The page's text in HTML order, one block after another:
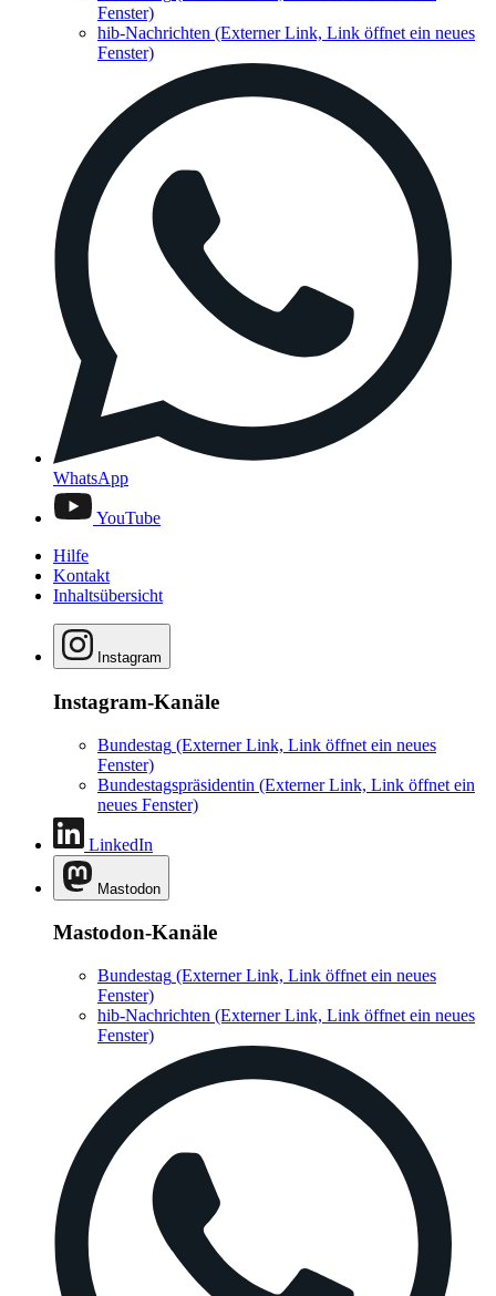
Fenster)
hib-Nachrichten (Externer Link, Link öffnet ein neues
Fenster)
WhatsApp
YouTube
Hilfe
Kontakt
Inhaltsübersicht
Instagram
Instagram-Kanäle
Bundestag (Externer Link, Link öffnet ein neues
Fenster)
Bundestagspräsidentin (Externer Link, Link öffnet ein
neues Fenster)
LinkedIn
Mastodon
Mastodon-Kanäle
Bundestag (Externer Link, Link öffnet ein neues
Fenster)
hib-Nachrichten (Externer Link, Link öffnet ein neues
Fenster)